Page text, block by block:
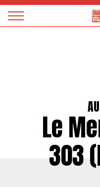
Magazine
Le
303
Panneau de gestion des